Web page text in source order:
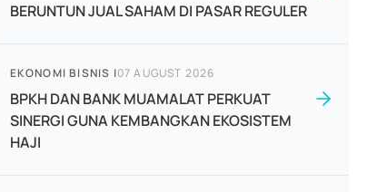
BERUNTUN JUAL SAHAM DI PASAR REGULER
EKONOMI BISNIS |07 AUGUST 2026
BPKH DAN BANK MUAMALAT PERKUAT
SINERGI GUNA KEMBANGKAN EKOSISTEM
HAJI